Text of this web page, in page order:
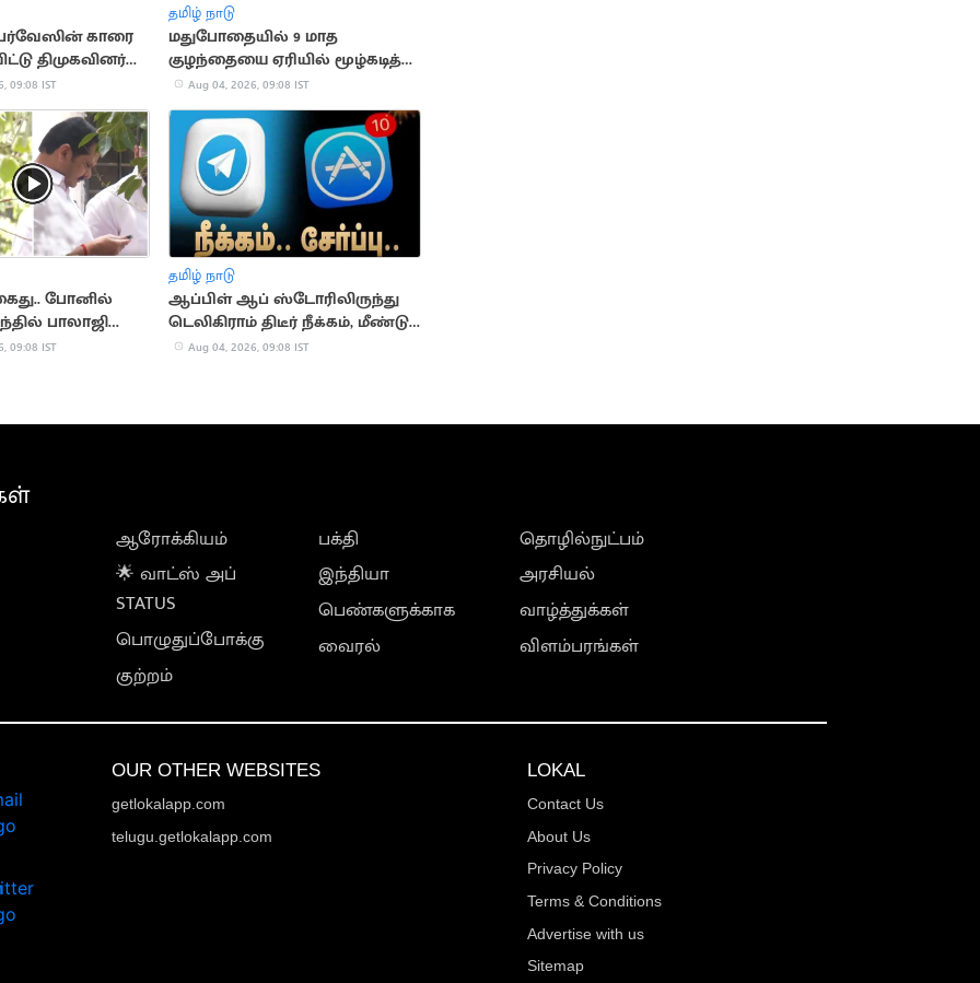
காரை
திமுகவினர்
09:08 IST
தமிழ் நாடு
மதுபோதையில் 9 மாத
குழந்தையை ஏரியில் மூழ்கடித்த
கொன்ற தாய்
Aug 04, 2026, 09:08 IST
போனில்
பாலாஜி
வீடியோ
09:08 IST
தமிழ் நாடு
ஆப்பிள் ஆப் ஸ்டோரிலிருந்து
டெலிகிராம் திடீர் நீக்கம், மீண்டும்
சேர்ப்பு
Aug 04, 2026, 09:08 IST
ஆரோக்கியம்
🌟 வாட்ஸ் அப்
STATUS
பொழுதுப்போக்கு
குற்றம்
பக்தி
இந்தியா
பெண்களுக்காக
வைரல்
தொழில்நுட்பம்
அரசியல்
வாழ்த்துக்கள்
விளம்பரங்கள்
OUR OTHER WEBSITES
getlokalapp.com
telugu.getlokalapp.com
LOKAL
Contact Us
About Us
Privacy Policy
Terms & Conditions
Advertise with us
Sitemap